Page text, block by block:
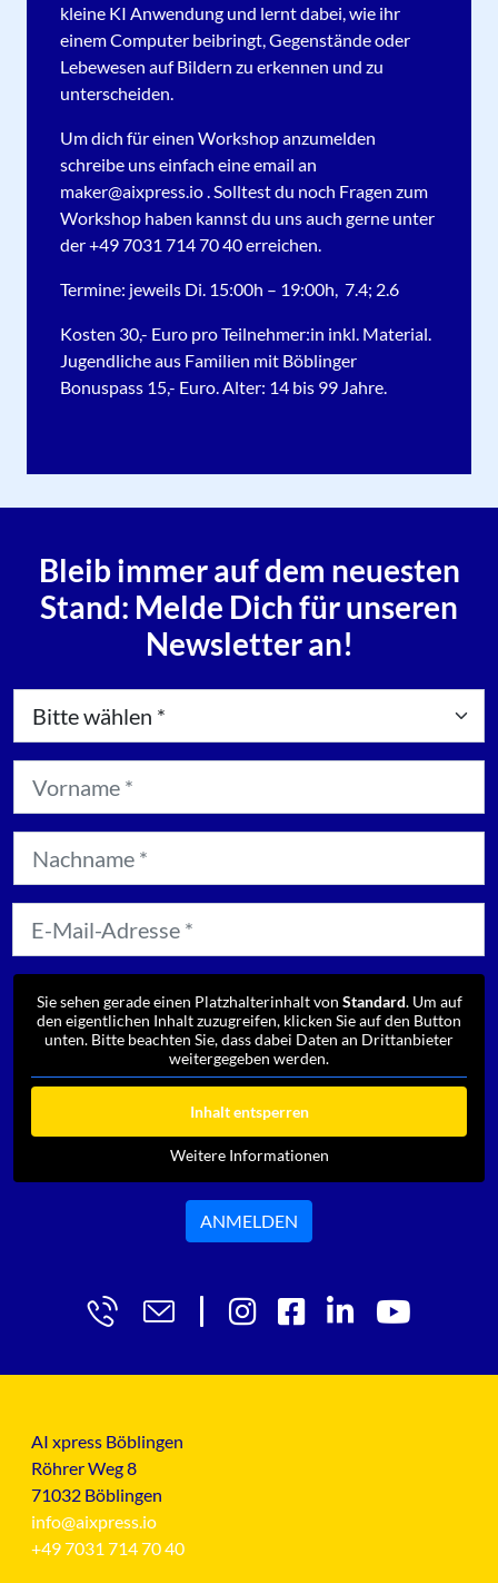
kleine KI Anwendung und lernt dabei, wie ihr
einem Computer beibringt, Gegenstände oder
Lebewesen auf Bildern zu erkennen und zu
unterscheiden.
Um dich für einen Workshop anzumelden
schreibe uns einfach eine email an
maker@aixpress.io . Solltest du noch Fragen zum
Workshop haben kannst du uns auch gerne unter
der +49 7031 714 70 40 erreichen.
Termine: jeweils Di. 15:00h – 19:00h, 7.4; 2.6
Kosten 30,- Euro pro Teilnehmer:in inkl. Material.
Jugendliche aus Familien mit Böblinger
Bonuspass 15,- Euro. Alter: 14 bis 99 Jahre.
Bleib immer auf dem neuesten
Stand: Melde Dich für unseren
Newsletter an!
Sie sehen gerade einen Platzhalterinhalt von Standard. Um auf
den eigentlichen Inhalt zuzugreifen, klicken Sie auf den Button
unten. Bitte beachten Sie, dass dabei Daten an Drittanbieter
weitergegeben werden.
Inhalt entsperren
Weitere Informationen
ANMELDEN
AI xpress Böblingen
Röhrer Weg 8
71032 Böblingen
info@aixpress.io
+49 7031 714 70 40